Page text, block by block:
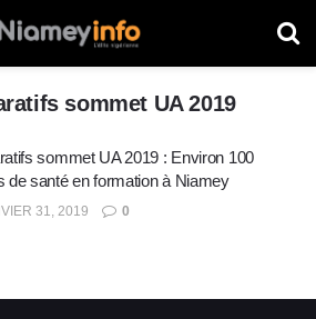
sommet UA 2019
sommet UA 2019 : Environ 100
de santé en formation à Niamey
31, 2019 0